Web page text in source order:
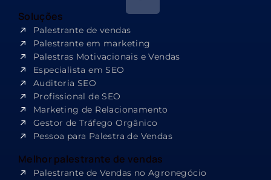
Soluções
Palestrante de vendas
Palestrante em marketing
Palestras Motivacionais e Vendas
Especialista em SEO​
Auditoria SEO
Profissional de SEO
Marketing de Relacionamento
Gestor de Tráfego Orgânico
Pessoa para Palestra de Vendas
Melhor palestrante de vendas
Palestrante de Vendas no Agronegócio